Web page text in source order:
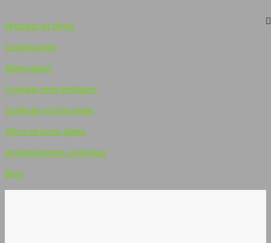
Artisans et devis
Construction
Rénovation
Travaux énergétiques
Outillage et bricolage
Déco et bons plans
Aménagement extérieur
Blog